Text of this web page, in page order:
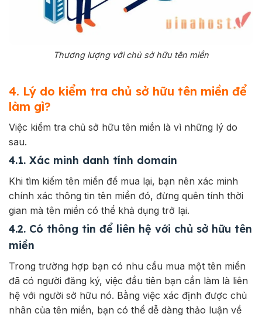
Thương lượng với chủ sở hữu tên miền
4. Lý do kiểm tra chủ sở hữu tên miền để
làm gì?
Việc kiểm tra chủ sở hữu tên miền là vì những lý do
sau.
4.1. Xác minh danh tính domain
Khi tìm kiếm tên miền để mua lại, bạn nên xác minh
chính xác thông tin tên miền đó, đừng quên tính thời
gian mà tên miền có thể khả dụng trở lại.
4.2. Có thông tin để liên hệ với chủ sở hữu tên
miền
Trong trường hợp bạn có nhu cầu mua một tên miền
đã có người đăng ký, việc đầu tiên bạn cần làm là liên
hệ với người sở hữu nó. Bằng việc xác định được chủ
nhân của tên miền, bạn có thể dễ dàng thảo luận về